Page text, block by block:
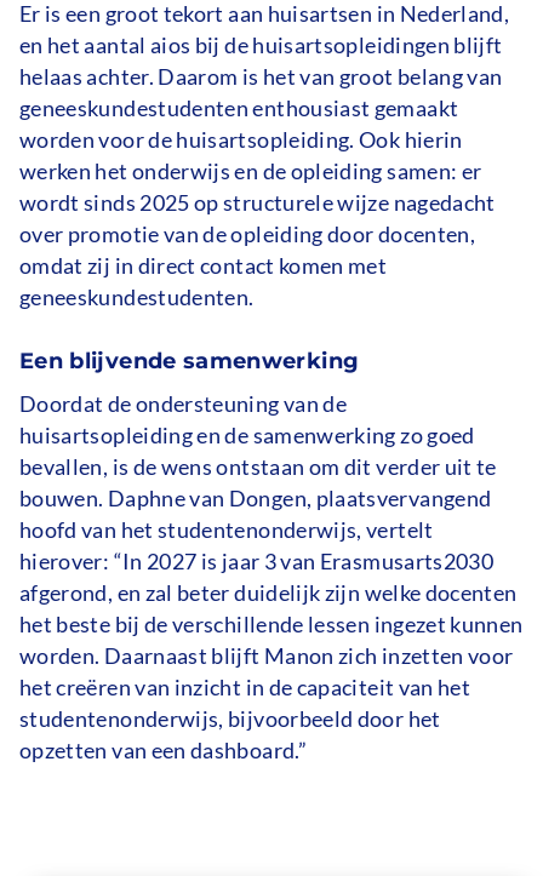
Er is een groot tekort aan huisartsen in Nederland,
en het aantal aios bij de huisartsopleidingen blijft
helaas achter. Daarom is het van groot belang van
geneeskundestudenten enthousiast gemaakt
worden voor de huisartsopleiding. Ook hierin
werken het onderwijs en de opleiding samen: er
wordt sinds 2025 op structurele wijze nagedacht
over promotie van de opleiding door docenten,
omdat zij in direct contact komen met
geneeskundestudenten.
Een blijvende samenwerking
Doordat de ondersteuning van de
huisartsopleiding en de samenwerking zo goed
bevallen, is de wens ontstaan om dit verder uit te
bouwen. Daphne van Dongen, plaatsvervangend
hoofd van het studentenonderwijs, vertelt
hierover: “In 2027 is jaar 3 van Erasmusarts2030
afgerond, en zal beter duidelijk zijn welke docenten
het beste bij de verschillende lessen ingezet kunnen
worden. Daarnaast blijft Manon zich inzetten voor
het creëren van inzicht in de capaciteit van het
studentenonderwijs, bijvoorbeeld door het
opzetten van een dashboard.”